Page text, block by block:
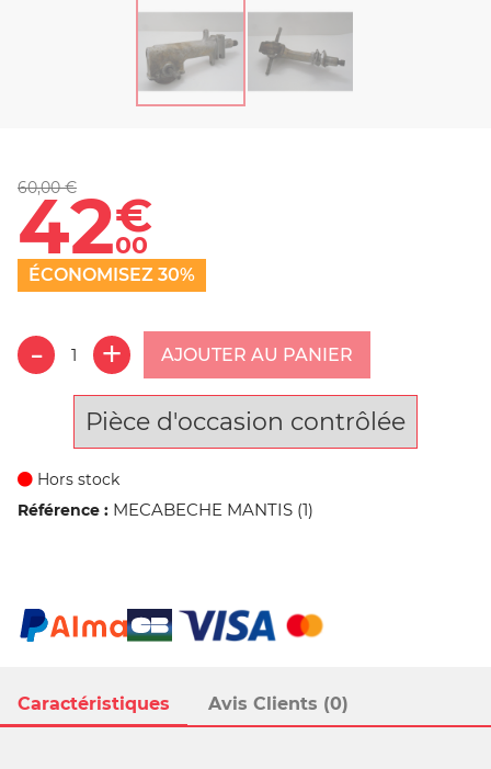
Caractéristiques Avis Clients (0)
60,00 €
42€
00
ÉCONOMISEZ 30%
AJOUTER AU PANIER
Pièce d'occasion contrôlée
Hors stock
Référence : MECABECHE MANTIS (1)